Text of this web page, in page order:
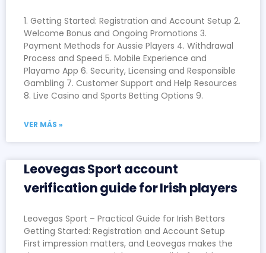
1. Getting Started: Registration and Account Setup 2.
Welcome Bonus and Ongoing Promotions 3.
Payment Methods for Aussie Players 4. Withdrawal
Process and Speed 5. Mobile Experience and
Playamo App 6. Security, Licensing and Responsible
Gambling 7. Customer Support and Help Resources
8. Live Casino and Sports Betting Options 9.
VER MÁS »
Leovegas Sport account
verification guide for Irish players
Leovegas Sport – Practical Guide for Irish Bettors
Getting Started: Registration and Account Setup
First impression matters, and Leovegas makes the